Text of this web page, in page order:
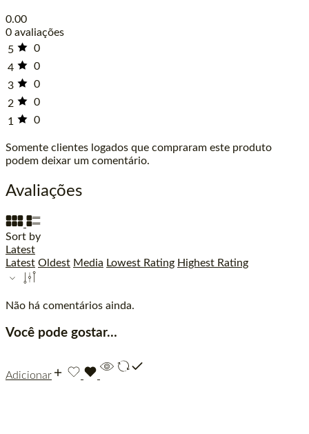
0.00
0 avaliações
5
0
4
0
3
0
2
0
1
0
Somente clientes logados que compraram este produto
podem deixar um comentário.
Avaliações
Sort by
Latest
Latest Oldest Media Lowest Rating Highest Rating
Não há comentários ainda.
Você pode gostar…
Adicionar